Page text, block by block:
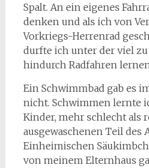
Spalt. An ein eigenes
denken und als ich von
Vorkriegs-Herrenrad
durfte ich unter der viel
hindurch Radfahren
Ein Schwimmbad gab es
nicht. Schwimmen lernte
Kinder, mehr schlecht als
ausgewaschenen Teil des
Einheimischen
von meinem Elternhaus